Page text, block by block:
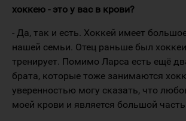
хоккею - это у вас в крови?
- Да, так и есть. Хоккей имеет
нашей семьи. Отец раньше был
тренирует. Помимо Ларса есть ещё
брата, которые тоже занимаются
уверенностью могу сказать, что
моей крови и является большой